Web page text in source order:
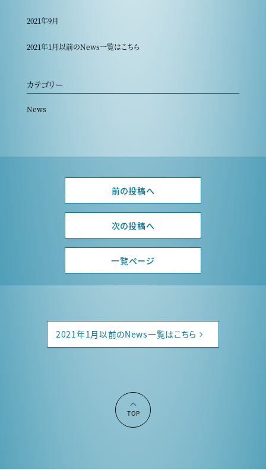
2021年9月
2021年1月以前のNews一覧はこちら
カテゴリー
News
前の投稿へ
一覧ページ
次の投稿へ
2021年1月以前のNews一覧はこちら
TOP